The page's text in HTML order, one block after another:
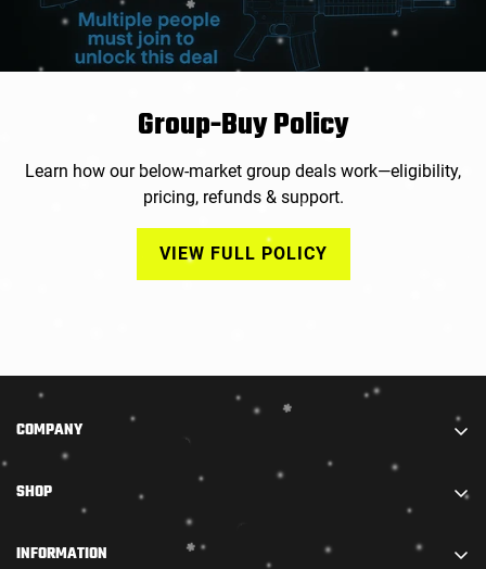
Group-Buy Policy
Learn how our below-market group deals work—eligibility,
pricing, refunds & support.
VIEW FULL POLICY
COMPANY
We are part of STARADIANCE DISTRIBUTION LIMITED.
We combine truly high-quality accessories with
outstanding firearms and offer them at the most
competitive prices.
SHOP
INFORMATION